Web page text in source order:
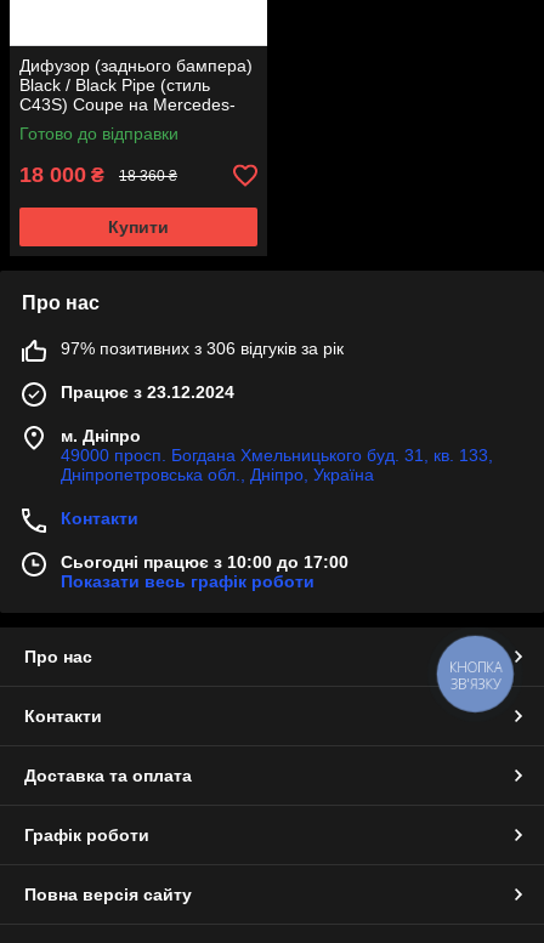
Дифузор (заднього бампера)
Black / Black Pipe (стиль
C43S) Coupe на Mercedes-
Benz C-Class W205 2018-
2021 року
Готово до відправки
18 000 ₴ 18 360 ₴
Купити
Про нас
97% позитивних з 306 відгуків за рік
Працює з 23.12.2024
м. Дніпро
49000 просп. Богдана Хмельницького буд. 31, кв. 133,
Дніпропетровська обл., Дніпро, Україна
Контакти
Сьогодні працює з 10:00 до 17:00
Показати весь графік роботи
Про нас
Контакти
Доставка та оплата
Графік роботи
Повна версія сайту
КНОПКА
ЗВ'ЯЗКУ